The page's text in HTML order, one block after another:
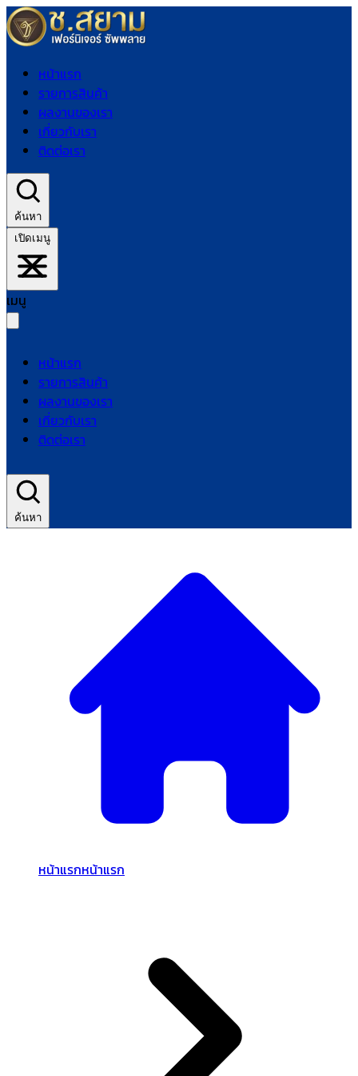
หน้าแรก
รายการสินค้า
ผลงานของเรา
เกี่ยวกับเรา
ติดต่อเรา
ค้นหา
เปิดเมนู
เมนู
หน้าแรก
รายการสินค้า
ผลงานของเรา
เกี่ยวกับเรา
ติดต่อเรา
ค้นหา
หน้าแรกหน้าแรก